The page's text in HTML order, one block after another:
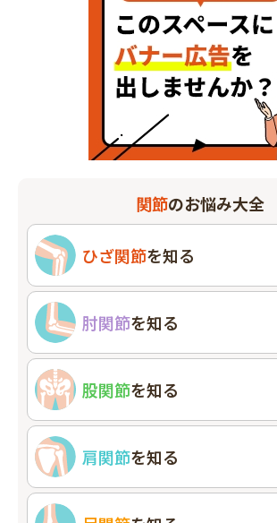
関節のお悩み大全
ひざ関節を知る
肘関節を知る
股関節を知る
肩関節を知る